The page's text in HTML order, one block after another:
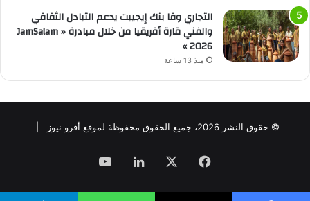
التجاري وفا بنك إيجيبت يدعم التبادل الثقافي
والفني قارة أفريقيا من خلال مبادرة « JamSalam
2026 »
منذ 13 ساعة
© حقوق النشر 2026، جميع الحقوق محفوظة لموقع أفرو نيوز |
فيسبوك لينكدإن